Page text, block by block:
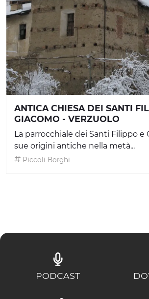
ANTICA CHIESA DEI SANTI
GIACOMO - VERZUOLO
La parrocchiale dei Santi Filippo e
sue origini antiche nella metà...
Piccoli Borghi
PODCAST